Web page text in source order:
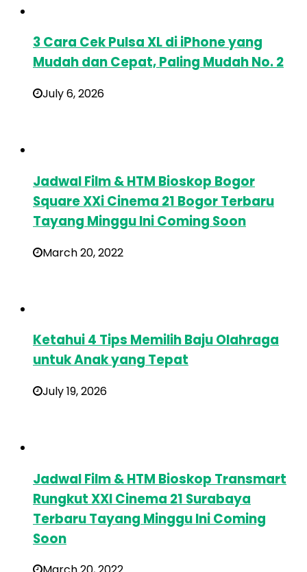
3 Cara Cek Pulsa XL di iPhone yang
Mudah dan Cepat, Paling Mudah No. 2
July 6, 2026
Jadwal Film & HTM Bioskop Bogor
Square XXi Cinema 21 Bogor Terbaru
Tayang Minggu Ini Coming Soon
March 20, 2022
Ketahui 4 Tips Memilih Baju Olahraga
untuk Anak yang Tepat
July 19, 2026
Jadwal Film & HTM Bioskop Transmart
Rungkut XXI Cinema 21 Surabaya
Terbaru Tayang Minggu Ini Coming
Soon